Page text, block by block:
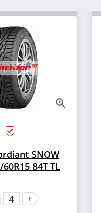
SNOW
60R15 84T TL
+